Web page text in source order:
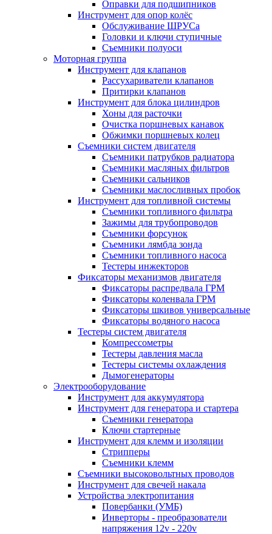
Оправки для подшипников
Инструмент для опор колёс
Обслуживание ШРУСа
Головки и ключи ступичные
Съемники полуоси
Моторная группа
Инструмент для клапанов
Рассухариватели клапанов
Притирки клапанов
Инструмент для блока цилиндров
Хоны для расточки
Очистка поршневых канавок
Обжимки поршневых колец
Съемники систем двигателя
Съемники патрубков радиатора
Съемники масляных фильтров
Съемники сальников
Съемники маслосливных пробок
Инструмент для топливной системы
Съемники топливного фильтра
Зажимы для трубопроводов
Съемники форсунок
Съемники лямбда зонда
Съемники топливного насоса
Тестеры инжекторов
Фиксаторы механизмов двигателя
Фиксаторы распредвала ГРМ
Фиксаторы коленвала ГРМ
Фиксаторы шкивов универсальные
Фиксаторы водяного насоса
Тестеры систем двигателя
Компрессометры
Тестеры давления масла
Тестеры системы охлаждения
Дымогенераторы
Электрооборудование
Инструмент для аккумулятора
Инструмент для генератора и стартера
Съемники генератора
Ключи стартерные
Инструмент для клемм и изоляции
Стрипперы
Съемники клемм
Съемники высоковольтных проводов
Инструмент для свечей накала
Устройства электропитания
Повербанки (УМБ)
Инверторы - преобразователи
напряжения 12v - 220v